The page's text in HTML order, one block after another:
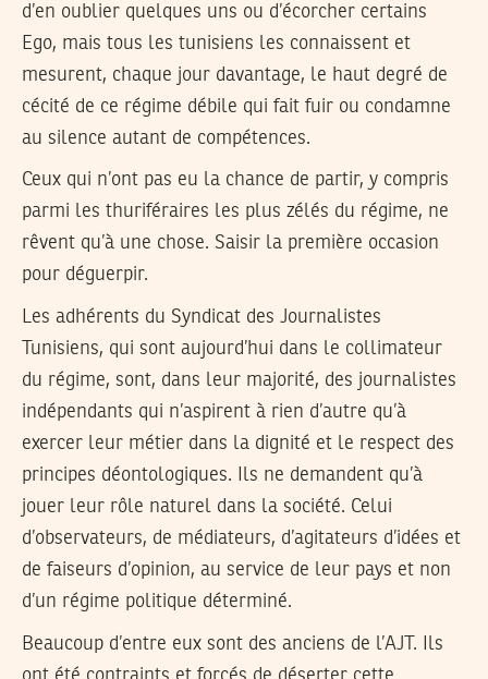
d’en oublier quelques uns ou d’écorcher certains
Ego, mais tous les tunisiens les connaissent et
mesurent, chaque jour davantage, le haut degré de
cécité de ce régime débile qui fait fuir ou condamne
au silence autant de compétences.
Ceux qui n’ont pas eu la chance de partir, y compris
parmi les thuriféraires les plus zélés du régime, ne
rêvent qu’à une chose. Saisir la première occasion
pour déguerpir.
Les adhérents du Syndicat des Journalistes
Tunisiens, qui sont aujourd’hui dans le collimateur
du régime, sont, dans leur majorité, des journalistes
indépendants qui n’aspirent à rien d’autre qu’à
exercer leur métier dans la dignité et le respect des
principes déontologiques. Ils ne demandent qu’à
jouer leur rôle naturel dans la société. Celui
d’observateurs, de médiateurs, d’agitateurs d’idées et
de faiseurs d’opinion, au service de leur pays et non
d’un régime politique déterminé.
Beaucoup d’entre eux sont des anciens de l’AJT. Ils